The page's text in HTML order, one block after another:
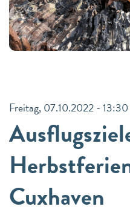
Freitag, 07.10.2022 -
Cuxhaven